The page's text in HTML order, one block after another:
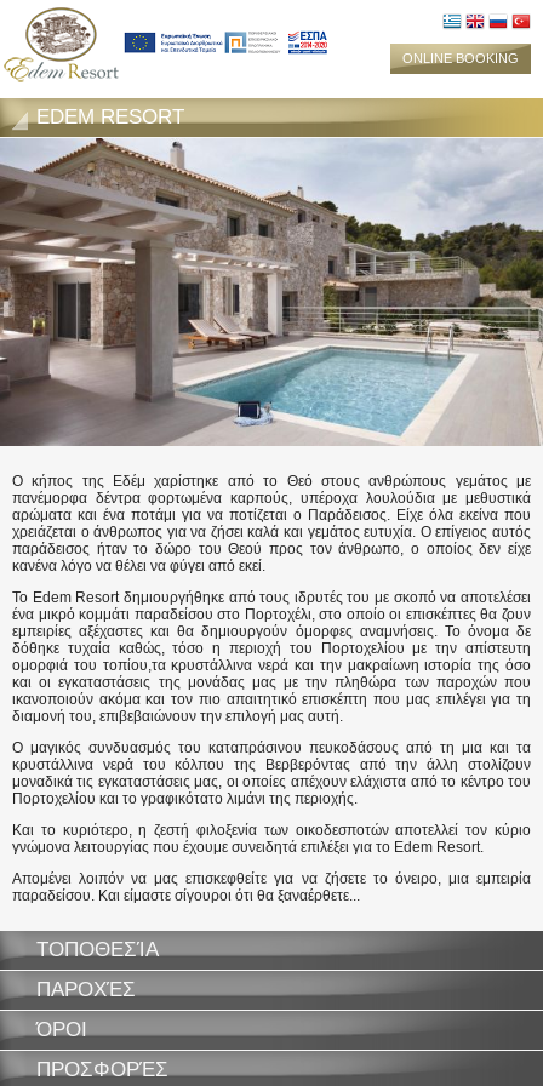
ONLINE BOOKING
EDEM RESORT
Ο κήπος της Εδέμ χαρίστηκε από το Θεό στους ανθρώπους γεμάτος με
πανέμορφα δέντρα φορτωμένα καρπούς, υπέροχα λουλούδια με μεθυστικά
αρώματα και ένα ποτάμι για να ποτίζεται ο Παράδεισος. Είχε όλα εκείνα που
χρειάζεται ο άνθρωπος για να ζήσει καλά και γεμάτος ευτυχία. Ο επίγειος αυτός
παράδεισος ήταν το δώρο του Θεού προς τον άνθρωπο, ο οποίος δεν είχε
κανένα λόγο να θέλει να φύγει από εκεί.
Το Edem Resort δημιουργήθηκε από τους ιδρυτές του με σκοπό να αποτελέσει
ένα μικρό κομμάτι παραδείσου στο Πορτοχέλι, στο οποίο οι επισκέπτες θα ζουν
εμπειρίες αξέχαστες και θα δημιουργούν όμορφες αναμνήσεις. Το όνομα δε
δόθηκε τυχαία καθώς, τόσο η περιοχή του Πορτοχελίου με την απίστευτη
ομορφιά του τοπίου,τα κρυστάλλινα νερά και την μακραίωνη ιστορία της όσο
και οι εγκαταστάσεις της μονάδας μας με την πληθώρα των παροχών που
ικανοποιούν ακόμα και τον πιο απαιτητικό επισκέπτη που μας επιλέγει για τη
διαμονή του, επιβεβαιώνουν την επιλογή μας αυτή.
Ο μαγικός συνδυασμός του καταπράσινου πευκοδάσους από τη μια και τα
κρυστάλλινα νερά του κόλπου της Βερβερόντας από την άλλη στολίζουν
μοναδικά τις εγκαταστάσεις μας, οι οποίες απέχουν ελάχιστα από το κέντρο του
Πορτοχελίου και το γραφικότατο λιμάνι της περιοχής.
Και το κυριότερο, η ζεστή φιλοξενία των οικοδεσποτών αποτελλεί τον κύριο
γνώμονα λειτουργίας που έχουμε συνειδητά επιλέξει για το Edem Resort.
Απομένει λοιπόν να μας επισκεφθείτε για να ζήσετε το όνειρο, μια εμπειρία
παραδείσου. Και είμαστε σίγουροι ότι θα ξαναέρθετε...
ΤΟΠΟΘΕΣΊΑ
ΠΑΡΟΧΈΣ
ΌΡΟΙ
ΠΡΟΣΦΟΡΈΣ